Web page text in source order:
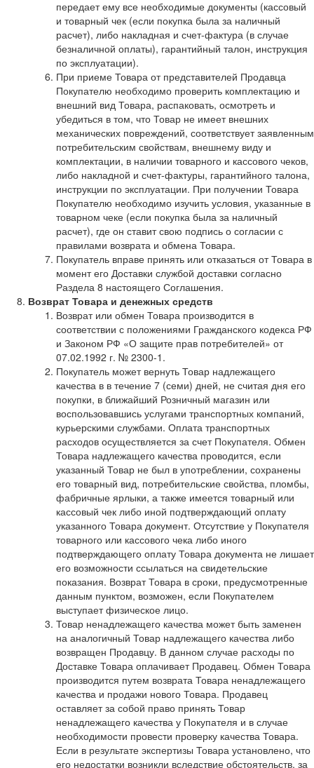
передает ему все необходимые документы (кассовый
и товарный чек (если покупка была за наличный
расчет), либо накладная и счет-фактура (в случае
безналичной оплаты), гарантийный талон, инструкция
по эксплуатации).
При приеме Товара от представителей Продавца
Покупателю необходимо проверить комплектацию и
внешний вид Товара, распаковать, осмотреть и
убедиться в том, что Товар не имеет внешних
механических повреждений, соответствует заявленным
потребительским свойствам, внешнему виду и
комплектации, в наличии товарного и кассового чеков,
либо накладной и счет-фактуры, гарантийного талона,
инструкции по эксплуатации. При получении Товара
Покупателю необходимо изучить условия, указанные в
товарном чеке (если покупка была за наличный
расчет), где он ставит свою подпись о согласии с
правилами возврата и обмена Товара.
Покупатель вправе принять или отказаться от Товара в
момент его Доставки службой доставки согласно
Раздела 8 настоящего Соглашения.
Возврат Товара и денежных средств
Возврат или обмен Товара производится в
соответствии с положениями Гражданского кодекса РФ
и Законом РФ «О защите прав потребителей» от
07.02.1992 г. № 2300-1.
Покупатель может вернуть Товар надлежащего
качества в в течение 7 (семи) дней, не считая дня его
покупки, в ближайший Розничный магазин или
воспользовавшись услугами транспортных компаний,
курьерскими службами. Оплата транспортных
расходов осуществляется за счет Покупателя. Обмен
Товара надлежащего качества проводится, если
указанный Товар не был в употреблении, сохранены
его товарный вид, потребительские свойства, пломбы,
фабричные ярлыки, а также имеется товарный или
кассовый чек либо иной подтверждающий оплату
указанного Товара документ. Отсутствие у Покупателя
товарного или кассового чека либо иного
подтверждающего оплату Товара документа не лишает
его возможности ссылаться на свидетельские
показания. Возврат Товара в сроки, предусмотренные
данным пунктом, возможен, если Покупателем
выступает физическое лицо.
Товар ненадлежащего качества может быть заменен
на аналогичный Товар надлежащего качества либо
возвращен Продавцу. В данном случае расходы по
Доставке Товара оплачивает Продавец. Обмен Товара
производится путем возврата Товара ненадлежащего
качества и продажи нового Товара. Продавец
оставляет за собой право принять Товар
ненадлежащего качества у Покупателя и в случае
необходимости провести проверку качества Товара.
Если в результате экспертизы Товара установлено, что
его недостатки возникли вследствие обстоятельств, за